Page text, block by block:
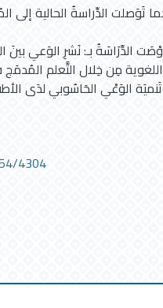
تَوَصلت الدِّراسةُ الحالية إلى
الدِّرَاسَةُ بـ: نَشرِ الوَعي بينَ
اللغوية مِن خِلال التَّعلم
الوَعْي الحَاسُوبي لدَى
4304